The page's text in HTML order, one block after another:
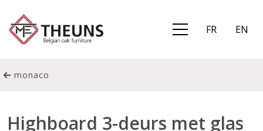
FR EN
monaco
Highboard 3-deurs met glas